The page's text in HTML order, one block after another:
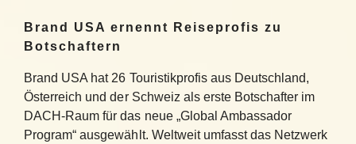
Brand USA ernennt Reiseprofis zu
Botschaftern
Brand USA hat 26 Touristikprofis aus Deutschland,
Österreich und der Schweiz als erste Botschafter im
DACH-Raum für das neue „Global Ambassador
Program“ ausgewählt. Weltweit umfasst das Netzwerk